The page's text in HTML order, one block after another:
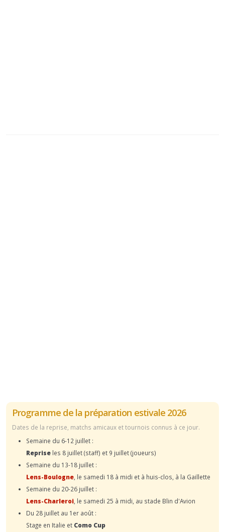
Programme de la préparation estivale 2026
Dates de la reprise, matchs amicaux et tournois connus à ce jour.
Semaine du 6-12 juillet :
Reprise les 8 juillet (staff) et 9 juillet (joueurs)
Semaine du 13-18 juillet :
Lens-Boulogne , le samedi 18 à midi et à huis-clos, à la Gaillette
Semaine du 20-26 juillet :
Lens-Charleroi , le samedi 25 à midi, au stade Blin d'Avion
Du 28 juillet au 1er août :
Stage en Italie et Como Cup